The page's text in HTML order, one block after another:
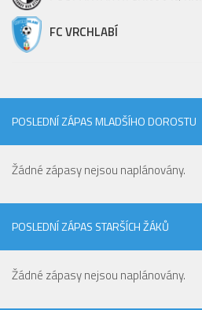
FC VRCHLABÍ
POSLEDNÍ ZÁPAS MLADŠÍHO DOROSTU
Žádné zápasy nejsou naplánovány.
POSLEDNÍ ZÁPAS STARŠÍCH ŽÁKŮ
Žádné zápasy nejsou naplánovány.